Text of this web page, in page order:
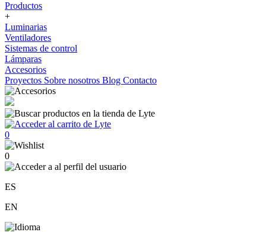
Productos
+
Luminarias
Ventiladores
Sistemas de control
Lámparas
Accesorios
Proyectos Sobre nosotros Blog Contacto
0
0
ES
EN